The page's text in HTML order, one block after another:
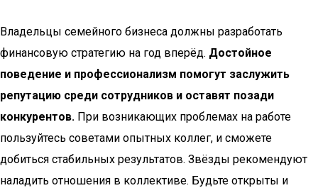
Владельцы семейного бизнеса должны разработать
финансовую стратегию на год вперёд. Достойное
поведение и профессионализм помогут заслужить
репутацию среди сотрудников и оставят позади
конкурентов. При возникающих проблемах на работе
пользуйтесь советами опытных коллег, и сможете
добиться стабильных результатов. Звёзды рекомендуют
наладить отношения в коллективе. Будьте открыты и